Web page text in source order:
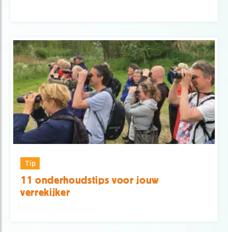
Tip
11 onderhoudstips voor jouw
verrekijker